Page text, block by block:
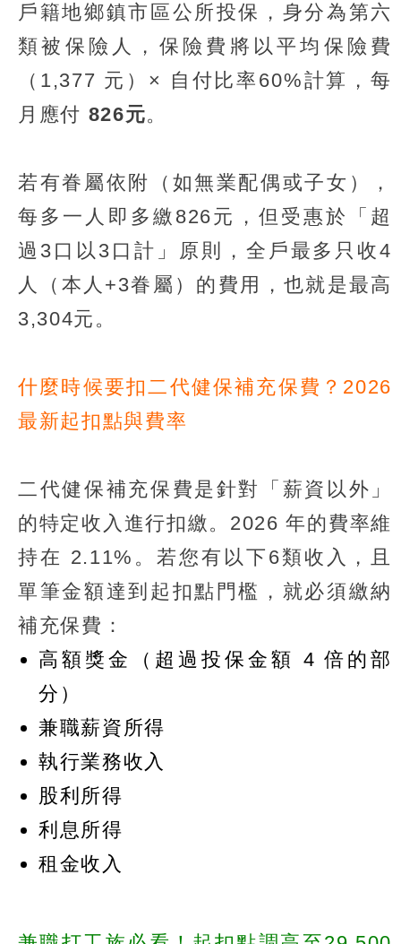
戶籍地鄉鎮市區公所投保，身分為第六
類被保險人，保險費將以平均保險費
（1,377 元）× 自付比率60%計算，每
月應付 826元。
若有眷屬依附（如無業配偶或子女），
每多一人即多繳826元，但受惠於「超
過3口以3口計」原則，全戶最多只收4
人（本人+3眷屬）的費用，也就是最高
3,304元。
什麼時候要扣二代健保補充保費？2026
最新起扣點與費率
二代健保補充保費是針對「薪資以外」
的特定收入進行扣繳。2026 年的費率維
持在 2.11%。若您有以下6類收入，且
單筆金額達到起扣點門檻，就必須繳納
補充保費：
高額獎金（超過投保金額 4 倍的部
分）
兼職薪資所得
執行業務收入
股利所得
利息所得
租金收入